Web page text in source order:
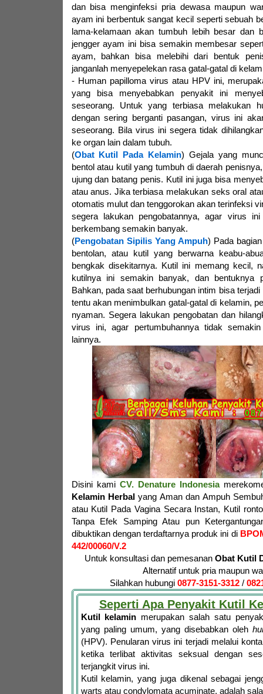
dan bisa menginfeksi pria dewasa maupun
ayam ini berbentuk sangat kecil seperti sebuah
lama-kelamaan akan tumbuh lebih besar dan
jengger ayam ini bisa semakin membesar
ayam, bahkan bisa melebihi dari bentuk
janganlah menyepelekan rasa gatal-gatal di
- Human papilloma virus atau HPV ini,
yang bisa menyebabkan penyakit ini
seseorang. Untuk yang terbiasa melakukan
dengan sering berganti pasangan, virus ini
seseorang. Bila virus ini segera tidak
ke organ lain dalam tubuh.
(Obat Kutil Pada Kelamin) Gejala yang
bentol atau kutil yang tumbuh di daerah
ujung dan batang penis. Kutil ini juga bisa
atau anus. Jika terbiasa melakukan seks oral
otomatis mulut dan tenggorokan akan terinfeksi
segera lakukan pengobatannya, agar virus
berkembang semakin banyak.
(Pengobatan Sipilis Yang Ampuh) Pada
bentolan, atau kutil yang berwarna keabu-
bengkak disekitarnya. Kutil ini memang kecil,
kutilnya ini semakin banyak, dan bentuknya
Bahkan, pada saat berhubungan intim bisa
tentu akan menimbulkan gatal-gatal di kelamin,
nyaman. Segera lakukan pengobatan dan
virus ini, agar pertumbuhannya tidak
lainnya.
Disini kami CV. Denature Indonesia
Kelamin Herbalyang Aman dan Ampuh
atau Kutil Pada Vagina Secara Instan, Kutil
Tanpa Efek Samping Atau pun
dibuktikan dengan terdaftarnya produk ini di
442/00060/V.2
Untuk konsultasi dan pemesanan Obat Kutil
Alternatif untuk pria maupun
Silahkan hubungi 0877-3151-3312 /
Seperti Apa Penyakit Kutil
Kutil kelamin merupakan salah satu
yang paling umum, yang disebabkan oleh
(HPV). Penularan virus ini terjadi melalui
ketika terlibat aktivitas seksual dengan
terjangkit virus ini.
Kutil kelamin, yang juga dikenal sebagai
warts atau condylomata acuminate, adalah